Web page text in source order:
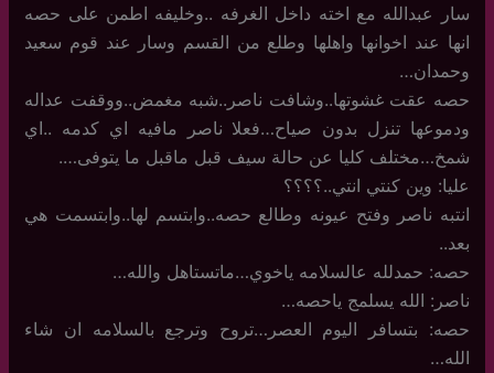
سار عبدالله مع اخته داخل الغرفه ..وخليفه اطمن على حصه
انها عند اخوانها واهلها وطلع من القسم وسار عند قوم سعيد
وحمدان…
حصه عقت غشوتها..وشافت ناصر..شبه مغمض..ووقفت عداله
ودموعها تنزل بدون صياح…فعلا ناصر مافيه اي كدمه ..اي
شمخ…مختلف كليا عن حالة سيف قبل ماقبل ما يتوفى….
عليا: وين كنتي انتي..؟؟؟؟
انتبه ناصر وفتح عيونه وطالع حصه..وابتسم لها..وابتسمت هي
بعد..
حصه: حمدلله عالسلامه ياخوي…ماتستاهل والله…
ناصر: الله يسلمج ياحصه…
حصه: بتسافر اليوم العصر…تروح وترجع بالسلامه ان شاء
الله…